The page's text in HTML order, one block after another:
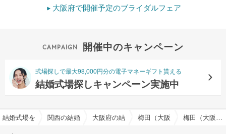
大阪府で開催予定のブライダルフェア
開催中のキャンペーン
式場探しで最大98,000円分の電子マネーギフト貰える
結婚式場探しキャンペーン実施中
結婚式場を探すならハナユメ
関西の結婚式場大阪府の結婚式場梅田（大阪府）の結婚式場